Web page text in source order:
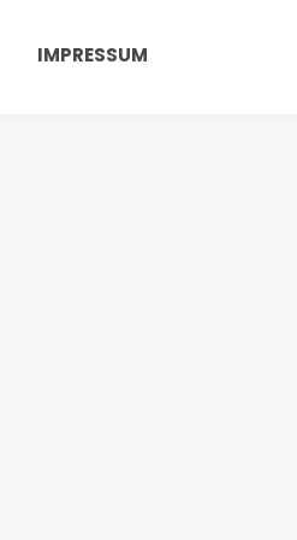
IMPRESSUM